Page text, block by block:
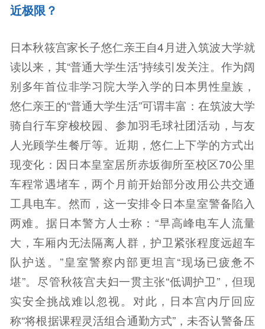
近极限？
日本秋筱宫家长子悠仁亲王自4月进入筑波大学就
读以来，其“普通大学生活”持续引发关注。作为阔
别多年首位非学习院大学入学的日本男性皇族，
悠仁亲王的“普通大学生活”可谓丰富：在筑波大学
骑自行车穿梭校园、参加羽毛球社团活动，与友
人光顾学生餐厅等。近期，悠仁上下学的方式出
现变化：因日本皇室居所赤坂御所至校区70公里
车程常遇堵车，两个月前开始部分改用公共交通
工具电车。然而，这一安排令日本皇室警备陷入
两难。据日本警方人士称：“早高峰电车人流量
大，车厢内无法隔离人群，护卫紧张程度远超车
队护送。”皇室警察内部更坦言“现场已疲惫不
堪”。尽管秋筱宫夫妇一贯主张“低调护卫”，但现
实安全挑战难以忽视。对此，日本宫内厅回应
称“将根据课程灵活组合通勤方式”，未否认警备压